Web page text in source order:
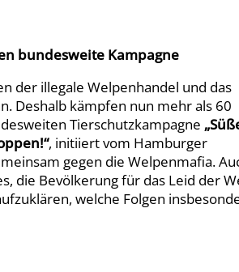
bundesweite Kampagne
der illegale Welpenhandel und das
Deshalb kämpfen nun mehr als 60
Tierschutzkampagne
, initiiert vom Hamburger
gegen die Welpenmafia.
die Bevölkerung für das Leid der
welche Folgen